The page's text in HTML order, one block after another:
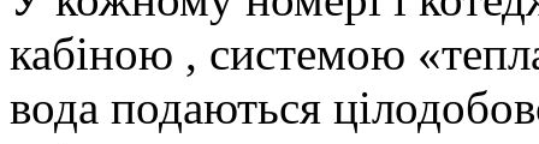
кабіною , системою
вода подаються